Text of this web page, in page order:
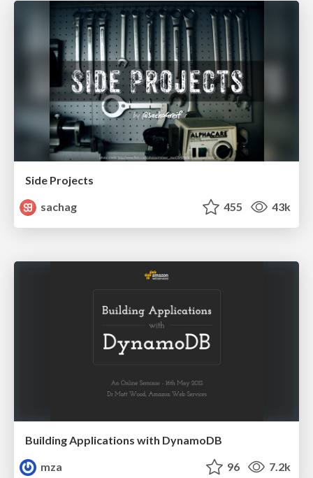
Side Projects
sachag
455 43k
Building Applications with DynamoDB
mza
96 7.2k